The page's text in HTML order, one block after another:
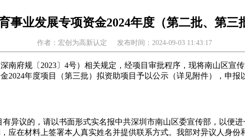
事业发展专项资金2024年度（第二批、第三
作者：宏创为高新认定 发布时间：2024-09-03 11:43:17
南府规〔2023〕4号）相关规定，经项目审批程序，现将南山区宣
2024年度项目（第三批）拟资助项目予以公示（详见附件），申
异议的，请以书面形式实名报中共深圳市南山区委宣传部，以便
应在材料上签署本人真实姓名并提供联系方式。我部对异议人身份